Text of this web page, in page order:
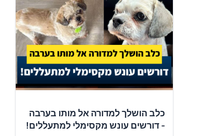
כלב הושלך למדורה אל מותו בערבה
- דורשים עונש מקסימלי למתעללים!